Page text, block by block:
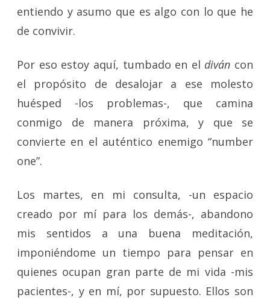
entiendo y asumo que es algo con lo que he
de convivir.
Por eso estoy aquí, tumbado en el diván con
el propósito de desalojar a ese molesto
huésped -los problemas-, que camina
conmigo de manera próxima, y que se
convierte en el auténtico enemigo “number
one”.
Los martes, en mi consulta, -un espacio
creado por mí para los demás-, abandono
mis sentidos a una buena meditación,
imponiéndome un tiempo para pensar en
quienes ocupan gran parte de mi vida -mis
pacientes-, y en mí, por supuesto. Ellos son